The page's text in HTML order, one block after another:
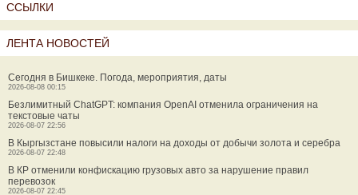
ССЫЛКИ
ЛЕНТА НОВОСТЕЙ
Сегодня в Бишкеке. Погода, мероприятия, даты
2026-08-08 00:15
Безлимитный ChatGPT: компания OpenAI отменила ограничения на
текстовые чаты
2026-08-07 22:56
В Кыргызстане повысили налоги на доходы от добычи золота и серебра
2026-08-07 22:48
В КР отменили конфискацию грузовых авто за нарушение правил
перевозок
2026-08-07 22:45